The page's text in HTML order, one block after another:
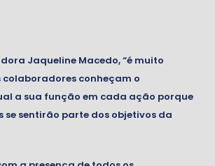
Jaqueline Macedo, “é muito
conheçam o
a sua função em cada ação porque
se sentirão parte dos objetivos da